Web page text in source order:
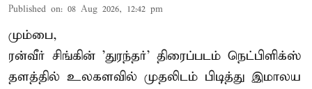
Published on: 08 Aug 2026, 12:42 pm
மும்பை,
ரன்வீர் சிங்கின் 'துரந்தர்' திரைப்படம் நெட்பிளிக்ஸ்
தளத்தில் உலகளவில் முதலிடம் பிடித்து இமாலய